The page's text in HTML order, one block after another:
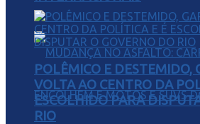
POLÊMICO E DESTEMIDO,
VOLTA AO CENTRO DA
ESCOLHIDO PARA
RIO